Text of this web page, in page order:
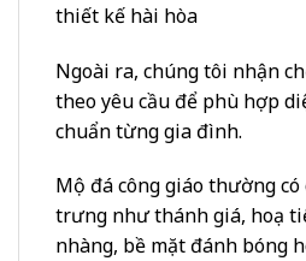
thiết kế hài hòa
Ngoài ra, chúng tôi nhận
theo yêu cầu để phù hợp
chuẩn từng gia đình.
Mộ đá công giáo thường có
trưng như thánh giá, hoạ
nhàng, bề mặt đánh bóng